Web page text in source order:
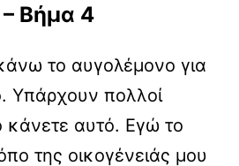
Βήμα 4
το αυγολέμονο για
Υπάρχουν πολλοί
κάνετε αυτό. Εγώ το
της οικογένειάς μου